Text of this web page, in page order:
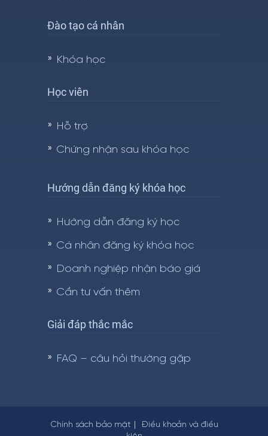
Đào tạo cá nhân
Khóa học
Học viên
Hỗ trợ
Chứng nhận sau khóa học
Hướng dẫn đăng ký khóa học
Hướng dẫn đăng ký học
Cá nhân đăng ký khóa học
Doanh nghiệp nhận báo giá
Cần tư vấn thêm
Giải đáp thắc mắc
FAQ – câu hỏi thường gặp
Chính sách bảo mật
Điều khoản và điều